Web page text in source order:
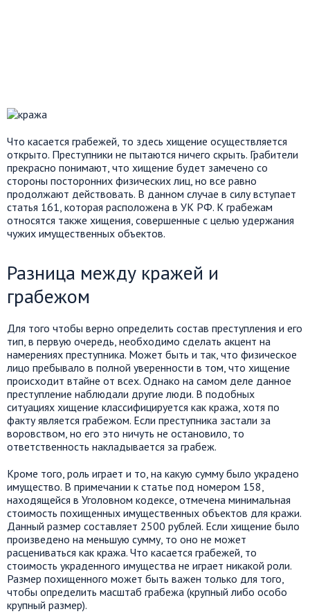
Что касается грабежей, то здесь хищение осуществляется
открыто. Преступники не пытаются ничего скрыть. Грабители
прекрасно понимают, что хищение будет замечено со
стороны посторонних физических лиц, но все равно
продолжают действовать. В данном случае в силу вступает
статья 161, которая расположена в УК РФ. К грабежам
относятся также хищения, совершенные с целью удержания
чужих имущественных объектов.
Разница между кражей и
грабежом
Для того чтобы верно определить состав преступления и его
тип, в первую очередь, необходимо сделать акцент на
намерениях преступника. Может быть и так, что физическое
лицо пребывало в полной уверенности в том, что хищение
происходит втайне от всех. Однако на самом деле данное
преступление наблюдали другие люди. В подобных
ситуациях хищение классифицируется как кража, хотя по
факту является грабежом. Если преступника застали за
воровством, но его это ничуть не остановило, то
ответственность накладывается за грабеж.
Кроме того, роль играет и то, на какую сумму было украдено
имущество. В примечании к статье под номером 158,
находящейся в Уголовном кодексе, отмечена минимальная
стоимость похищенных имущественных объектов для кражи.
Данный размер составляет 2500 рублей. Если хищение было
произведено на меньшую сумму, то оно не может
расцениваться как кража. Что касается грабежей, то
стоимость украденного имущества не играет никакой роли.
Размер похищенного может быть важен только для того,
чтобы определить масштаб грабежа (крупный либо особо
крупный размер).